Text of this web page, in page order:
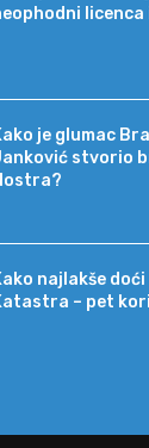
je glumac
stvorio
najlakše
– pet